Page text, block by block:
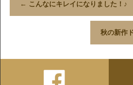
← こんなにキレイになりました！♪
秋の新作